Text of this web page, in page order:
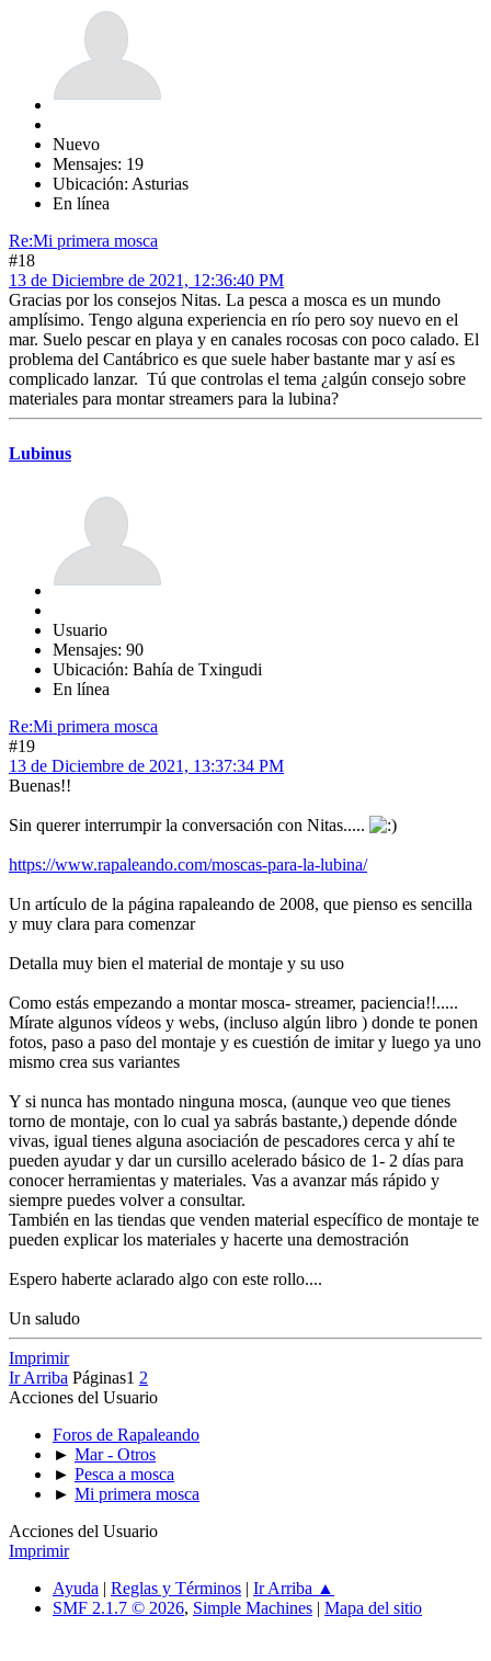
Nuevo
Mensajes: 19
Ubicación: Asturias
En línea
Re:Mi primera mosca
#18
13 de Diciembre de 2021, 12:36:40 PM
Gracias por los consejos Nitas. La pesca a mosca es un mundo
amplísimo. Tengo alguna experiencia en río pero soy nuevo en el
mar. Suelo pescar en playa y en canales rocosas con poco calado. El
problema del Cantábrico es que suele haber bastante mar y así es
complicado lanzar. Tú que controlas el tema ¿algún consejo sobre
materiales para montar streamers para la lubina?
Lubinus
Usuario
Mensajes: 90
Ubicación: Bahía de Txingudi
En línea
Re:Mi primera mosca
#19
13 de Diciembre de 2021, 13:37:34 PM
Buenas!!
Sin querer interrumpir la conversación con Nitas.....
https://www.rapaleando.com/moscas-para-la-lubina/
Un artículo de la página rapaleando de 2008, que pienso es sencilla
y muy clara para comenzar
Detalla muy bien el material de montaje y su uso
Como estás empezando a montar mosca- streamer, paciencia!!.....
Mírate algunos vídeos y webs, (incluso algún libro ) donde te ponen
fotos, paso a paso del montaje y es cuestión de imitar y luego ya uno
mismo crea sus variantes
Y si nunca has montado ninguna mosca, (aunque veo que tienes
torno de montaje, con lo cual ya sabrás bastante,) depende dónde
vivas, igual tienes alguna asociación de pescadores cerca y ahí te
pueden ayudar y dar un cursillo acelerado básico de 1- 2 días para
conocer herramientas y materiales. Vas a avanzar más rápido y
siempre puedes volver a consultar.
También en las tiendas que venden material específico de montaje te
pueden explicar los materiales y hacerte una demostración
Espero haberte aclarado algo con este rollo....
Un saludo
Imprimir
Ir Arriba Páginas1 2
Acciones del Usuario
Foros de Rapaleando
► Mar - Otros
► Pesca a mosca
► Mi primera mosca
Acciones del Usuario
Imprimir
Ayuda | Reglas y Términos | Ir Arriba ▲
SMF 2.1.7 © 2026, Simple Machines | Mapa del sitio